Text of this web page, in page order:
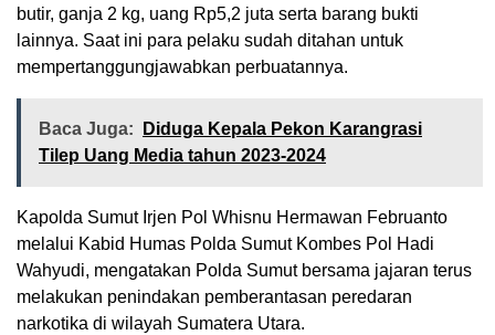
butir, ganja 2 kg, uang Rp5,2 juta serta barang bukti
lainnya. Saat ini para pelaku sudah ditahan untuk
mempertanggungjawabkan perbuatannya.
Baca Juga:
Diduga Kepala Pekon Karangrasi
Tilep Uang Media tahun 2023-2024
Kapolda Sumut Irjen Pol Whisnu Hermawan Februanto
melalui Kabid Humas Polda Sumut Kombes Pol Hadi
Wahyudi, mengatakan Polda Sumut bersama jajaran terus
melakukan penindakan pemberantasan peredaran
narkotika di wilayah Sumatera Utara.